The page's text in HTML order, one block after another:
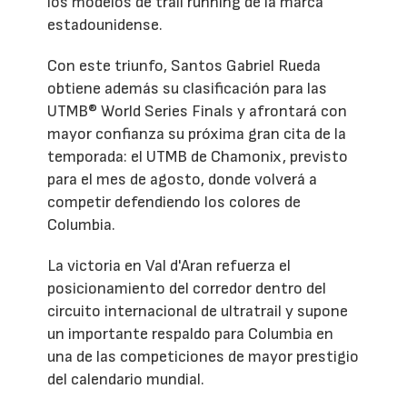
estadounidense.
Con este triunfo, Santos Gabriel Rueda
obtiene además su clasificación para las
UTMB® World Series Finals y afrontará con
mayor confianza su próxima gran cita de la
temporada: el UTMB de Chamonix, previsto
para el mes de agosto, donde volverá a
competir defendiendo los colores de
Columbia.
La victoria en Val d'Aran refuerza el
posicionamiento del corredor dentro del
circuito internacional de ultratrail y supone
un importante respaldo para Columbia en
una de las competiciones de mayor prestigio
del calendario mundial.